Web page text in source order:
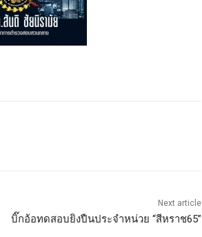
Next article
บิ๊กอ้อทดสอบยิงปืนประจำหน่วย “สีหราช65”